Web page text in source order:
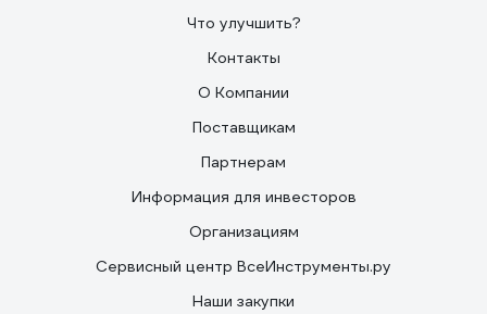
Что улучшить?
Контакты
О Компании
Поставщикам
Партнерам
Информация для инвесторов
Организациям
Сервисный центр ВсеИнструменты.ру
Наши закупки